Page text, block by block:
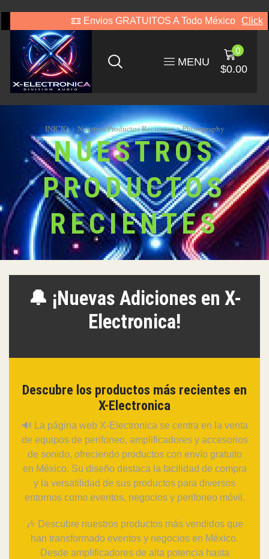
Envios GRATUITOS A Todo México Click
MENU
0
$0.00
INICIO Nuestros Productos Recientes Photography
NUESTROS
PRODUCTOS
RECIENTES
🔔 ¡Nuevas Adiciones en X-
Electronica!
Descubre los productos más recientes en
X-Electronica
🔊 La página web X-Electronica se centra en la venta
de equipos de perifoneo, amplificadores y accesorios
de sonido, ofreciendo productos con envío gratuito
en México. Su diseño destaca la facilidad de compra
y la versatilidad de sus productos para diversos
entornos como eventos, negocios y perifoneo móvil.
🎶 Descubre nuestros productos más vendidos que
han transformado eventos y negocios en México.
Desde amplificadores de alta potencia hasta